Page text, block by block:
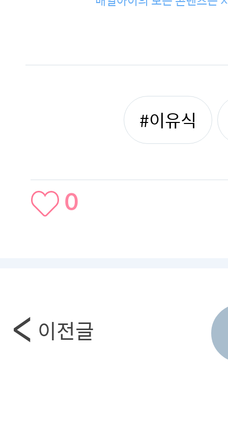
#이유식
0
이전글